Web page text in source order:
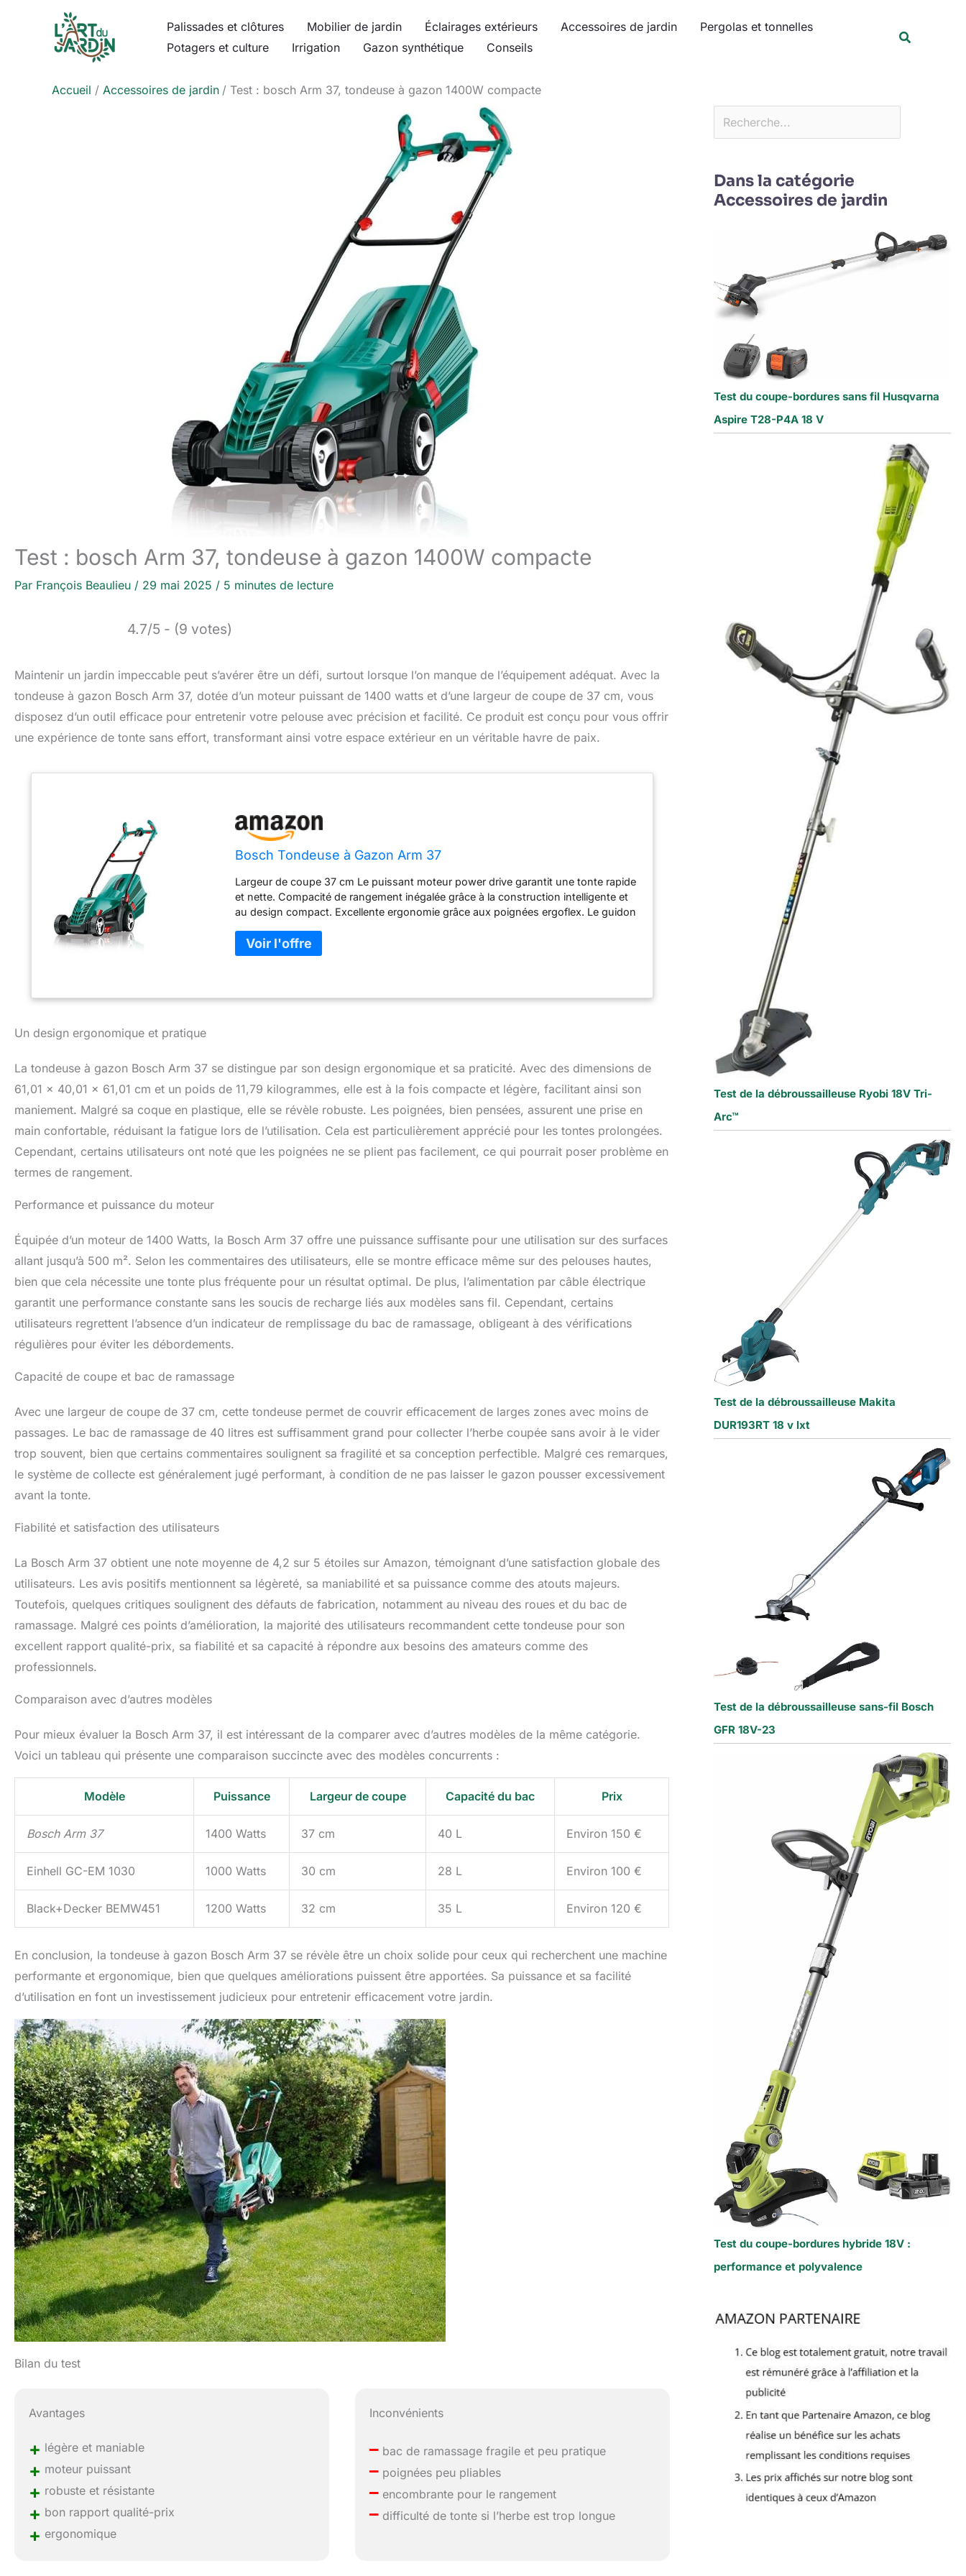
Palissades et clôtures Mobilier de jardin Éclairages extérieurs Accessoires de jardin
Pergolas et tonnelles
Potagers et culture
Irrigation Gazon synthétique Conseils
Accueil Accessoires de jardin Test : bosch Arm 37, tondeuse à gazon 1400W compacte
Test : bosch Arm 37, tondeuse à gazon 1400W compacte
Par François Beaulieu / 29 mai 2025 / 5 minutes de lecture
4.7/5 - (9 votes)
Maintenir un jardin impeccable peut s’avérer être un défi, surtout lorsque l’on manque de l’équipement adéquat. Avec la
tondeuse à gazon Bosch Arm 37, dotée d’un moteur puissant de 1400 watts et d’une largeur de coupe de 37 cm, vous
disposez d’un outil efficace pour entretenir votre pelouse avec précision et facilité. Ce produit est conçu pour vous offrir
une expérience de tonte sans effort, transformant ainsi votre espace extérieur en un véritable havre de paix.
Bosch Tondeuse à Gazon Arm 37
Largeur de coupe 37 cm Le puissant moteur power drive garantit une tonte rapide
et nette. Compacité de rangement inégalée grâce à la construction intelligente et
au design compact. Excellente ergonomie grâce aux poignées ergoflex. Le guidon
Un design ergonomique et pratique
La tondeuse à gazon Bosch Arm 37 se distingue par son design ergonomique et sa praticité. Avec des dimensions de
61,01 x 40,01 x 61,01 cm et un poids de 11,79 kilogrammes, elle est à la fois compacte et légère, facilitant ainsi son
maniement. Malgré sa coque en plastique, elle se révèle robuste. Les poignées, bien pensées, assurent une prise en
main confortable, réduisant la fatigue lors de l’utilisation. Cela est particulièrement apprécié pour les tontes prolongées.
Cependant, certains utilisateurs ont noté que les poignées ne se plient pas facilement, ce qui pourrait poser problème en
termes de rangement.
Performance et puissance du moteur
Équipée d’un moteur de 1400 Watts, la Bosch Arm 37 offre une puissance suffisante pour une utilisation sur des surfaces
allant jusqu’à 500 m². Selon les commentaires des utilisateurs, elle se montre efficace même sur des pelouses hautes,
bien que cela nécessite une tonte plus fréquente pour un résultat optimal. De plus, l’alimentation par câble électrique
garantit une performance constante sans les soucis de recharge liés aux modèles sans fil. Cependant, certains
utilisateurs regrettent l’absence d’un indicateur de remplissage du bac de ramassage, obligeant à des vérifications
régulières pour éviter les débordements.
Capacité de coupe et bac de ramassage
Avec une largeur de coupe de 37 cm, cette tondeuse permet de couvrir efficacement de larges zones avec moins de
passages. Le bac de ramassage de 40 litres est suffisamment grand pour collecter l’herbe coupée sans avoir à le vider
trop souvent, bien que certains commentaires soulignent sa fragilité et sa conception perfectible. Malgré ces remarques,
le système de collecte est généralement jugé performant, à condition de ne pas laisser le gazon pousser excessivement
avant la tonte.
Fiabilité et satisfaction des utilisateurs
La Bosch Arm 37 obtient une note moyenne de 4,2 sur 5 étoiles sur Amazon, témoignant d’une satisfaction globale des
utilisateurs. Les avis positifs mentionnent sa légèreté, sa maniabilité et sa puissance comme des atouts majeurs.
Toutefois, quelques critiques soulignent des défauts de fabrication, notamment au niveau des roues et du bac de
ramassage. Malgré ces points d’amélioration, la majorité des utilisateurs recommandent cette tondeuse pour son
excellent rapport qualité-prix, sa fiabilité et sa capacité à répondre aux besoins des amateurs comme des
professionnels.
Comparaison avec d’autres modèles
Pour mieux évaluer la Bosch Arm 37, il est intéressant de la comparer avec d’autres modèles de la même catégorie.
Voici un tableau qui présente une comparaison succincte avec des modèles concurrents :
Modèle Puissance Largeur de coupe Capacité du bac Prix
Bosch Arm 37 1400 Watts 37 cm 40 L Environ 150 €
Einhell GC-EM 1030 1000 Watts 30 cm 28 L Environ 100 €
Black+Decker BEMW451 1200 Watts 32 cm 35 L Environ 120 €
En conclusion, la tondeuse à gazon Bosch Arm 37 se révèle être un choix solide pour ceux qui recherchent une machine
performante et ergonomique, bien que quelques améliorations puissent être apportées. Sa puissance et sa facilité
d’utilisation en font un investissement judicieux pour entretenir efficacement votre jardin.
Bilan du test
Avantages
+ légère et maniable
+ moteur puissant
+ robuste et résistante
+ bon rapport qualité-prix
+ ergonomique
Inconvénients
– bac de ramassage fragile et peu pratique
– poignées peu pliables
– encombrante pour le rangement
– difficulté de tonte si l’herbe est trop longue
Dans la catégorie
Accessoires de jardin
Test du coupe-bordures sans fil Husqvarna
Aspire T28-P4A 18 V
Test de la débroussailleuse Ryobi 18V Tri-
Arc™
Test de la débroussailleuse Makita
DUR193RT 18 v lxt
Test de la débroussailleuse sans-fil Bosch
GFR 18V-23
Test du coupe-bordures hybride 18V :
performance et polyvalence